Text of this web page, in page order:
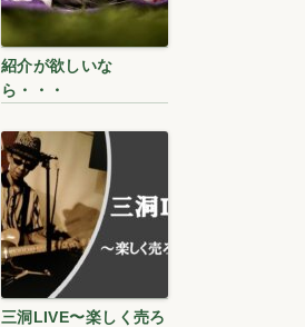
紹介が欲しいな
ら・・・
三洞LIVE〜楽しく売ろ